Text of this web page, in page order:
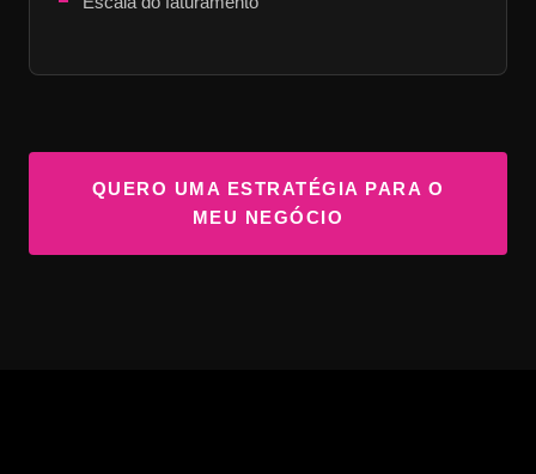
QUERO UMA ESTRATÉGIA PARA O
MEU NEGÓCIO